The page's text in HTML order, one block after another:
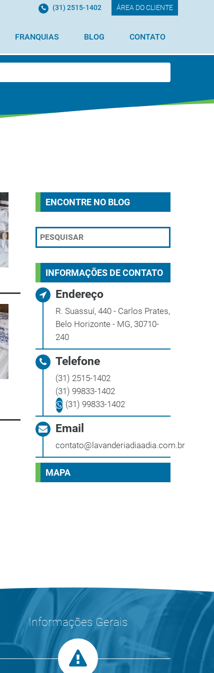
ÁREA DO CLIENTE
(31) 2515-1402
FRANQUIAS BLOG CONTATO
ENCONTRE NO BLOG
INFORMAÇÕES DE CONTATO
Endereço
R. Suassuí, 440 - Carlos Prates,
Belo Horizonte - MG, 30710-
240
Telefone
(31) 2515-1402
(31) 99833-1402
(31) 99833-1402
Email
contato@lavanderiadiaadia.com.br
MAPA
Informações Gerais